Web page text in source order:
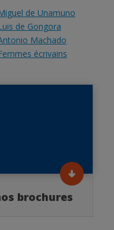
de Unamuno
de Gongora
Machado
écrivains
brochures